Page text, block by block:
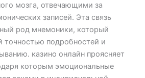
мозга, отвечающими за
записей. Эта связь
род мнемоники, который
точностью подробностей и
казино онлайн проясняет
которым эмоциональные